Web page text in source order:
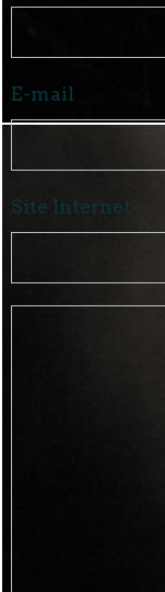
E-mail
Site Internet